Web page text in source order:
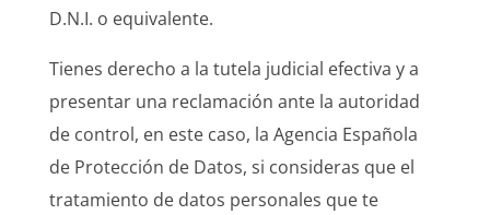
D.N.I. o equivalente.
Tienes derecho a la tutela judicial efectiva y a
presentar una reclamación ante la autoridad
de control, en este caso, la Agencia Española
de Protección de Datos, si consideras que el
tratamiento de datos personales que te